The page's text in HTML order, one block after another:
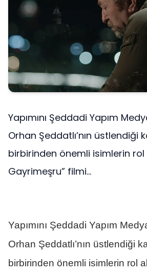
Yapımını Şeddadi Yapım
Orhan Şeddatlı’nın üstlendiği
birbirinden önemli isimlerin rol
Gayrimeşru” filmi...
Yapımını Şeddadi Yapım
Orhan Şeddatlı’nın üstlendiği
birbirinden önemli isimlerin rol